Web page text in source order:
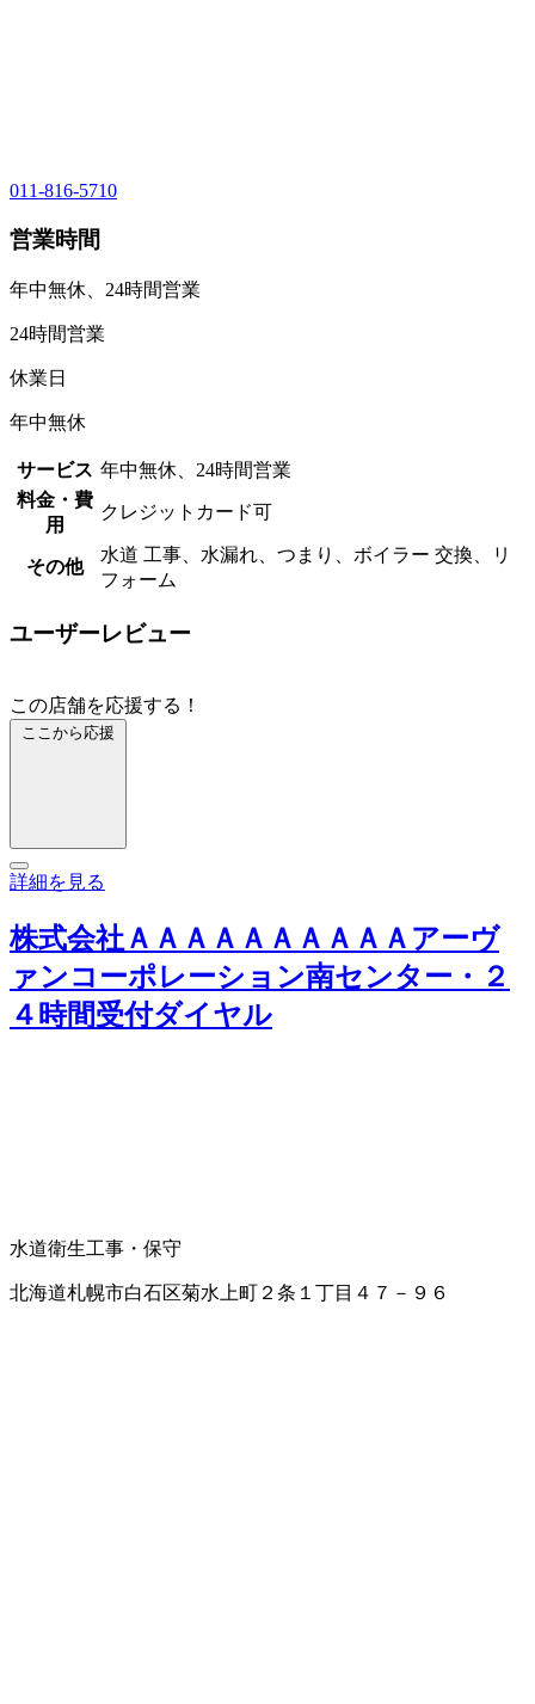
011-816-5710
営業時間
年中無休、24時間営業
24時間営業
休業日
年中無休
サービス 年中無休、24時間営業
料金・費
用
クレジットカード可
その他
水道 工事、水漏れ、つまり、ボイラー 交換、リ
フォーム
ユーザーレビュー
この店舗を応援する！
ここから応援
詳細を見る
株式会社ＡＡＡＡＡＡＡＡＡＡアーヴ
ァンコーポレーション南センター・２
４時間受付ダイヤル
水道衛生工事・保守
北海道札幌市白石区菊水上町２条１丁目４７－９６